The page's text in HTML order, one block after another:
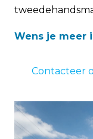
Wens je meer
Contacteer